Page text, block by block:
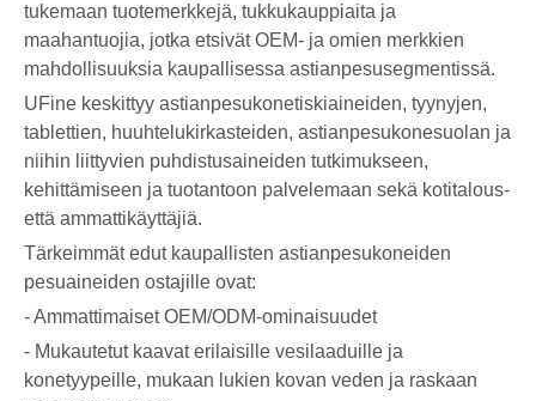
tukemaan tuotemerkkejä, tukkukauppiaita ja
maahantuojia, jotka etsivät OEM- ja omien merkkien
mahdollisuuksia kaupallisessa astianpesusegmentissä.
UFine keskittyy astianpesukonetiskiaineiden, tyynyjen,
tablettien, huuhtelukirkasteiden, astianpesukonesuolan ja
niihin liittyvien puhdistusaineiden tutkimukseen,
kehittämiseen ja tuotantoon palvelemaan sekä kotitalous-
että ammattikäyttäjiä.
Tärkeimmät edut kaupallisten astianpesukoneiden
pesuaineiden ostajille ovat:
- Ammattimaiset OEM/ODM-ominaisuudet
- Mukautetut kaavat erilaisille vesilaaduille ja
konetyypeille, mukaan lukien kovan veden ja raskaan